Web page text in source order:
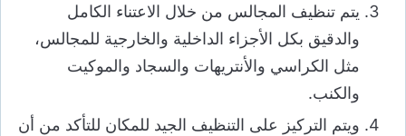
يتم تنظيف المجالس من خلال الاعتناء الكامل
والدقيق بكل الأجزاء الداخلية والخارجية للمجالس،
مثل الكراسي والأنتريهات والسجاد والموكيت
والكنب.
ويتم التركيز على التنظيف الجيد للمكان للتأكد من أن